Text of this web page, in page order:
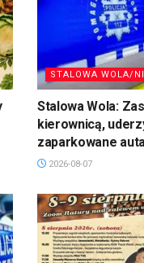
STALOWA WOLA/
Stalowa Wola:
kierownicą,
zaparkowane
2026-08-07